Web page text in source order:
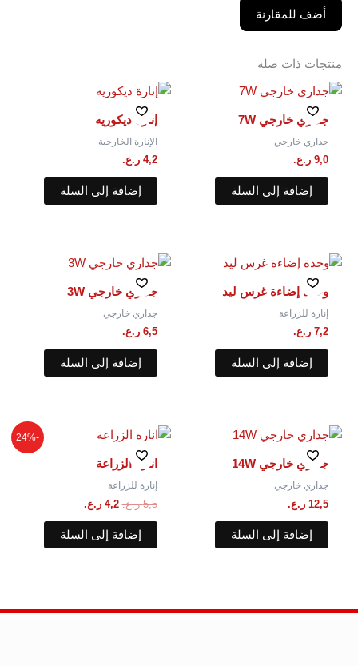
أضف للمقارنة
منتجات ذات صلة
جداري خارجي 7W
جداري خارجي
9,0 ر.ع.
إضافة إلى السلة
إنارة ديكوريه
الإنارة الخارجية
4,2 ر.ع.
إضافة إلى السلة
وحدة إضاءة غرس ليد
إنارة للزراعة
7,2 ر.ع.
إضافة إلى السلة
جداري خارجي 3W
جداري خارجي
6,5 ر.ع.
إضافة إلى السلة
جداري خارجي 14W
جداري خارجي
12,5 ر.ع.
إضافة إلى السلة
-24%
اناره الزراعة
إنارة للزراعة
5,5 ر.ع.
السعر
الأصلي
هو:
5,5 ر.ع..
4,2 ر.ع.
إضافة إلى السلة